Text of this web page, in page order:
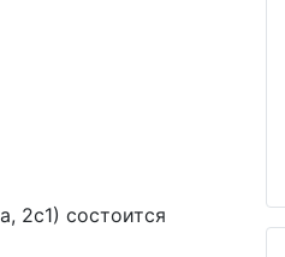
2с1) состоится